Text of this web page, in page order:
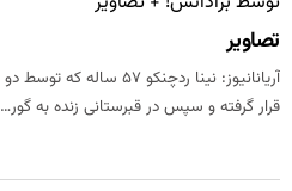
تصاویر
قرار گرفته و سپس در قبرستانی زنده به گور…